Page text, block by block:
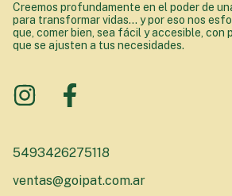
Creemos profundamente en el poder de
para transformar vidas... y por eso nos
que, comer bien, sea fácil y accesible, con
que se ajusten a tus necesidades.
5493426275118
ventas@goipat.com.ar